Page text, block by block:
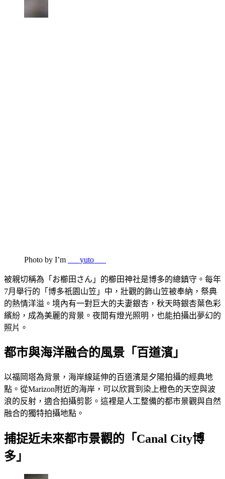
Photo by I’m ___yuto___
被親切稱為「お櫛田さん」的櫛田神社是博多的總鎮守。每年
7月舉行的「博多祇園山笠」中，壯觀的飾山笠被奉納，祭典
的熱情洋溢。境內有一對巨大的夫妻銀杏，秋天時銀杏葉色彩
繽紛，成為美麗的背景。夜間有燈光照明，也能拍攝出夢幻的
照片。
都市與海洋融合的風景「百道濱」
以福岡塔為背景，海岸線延伸的百道濱是夕陽拍攝的經典地
點。從Marizon附近的海岸，可以欣賞到染上橙色的天空與波
浪的反射，適合拍攝剪影。這裡是人工整備的都市景觀與自然
融合的獨特拍攝地點。
捕捉近未來都市景觀的「Canal City博
多」